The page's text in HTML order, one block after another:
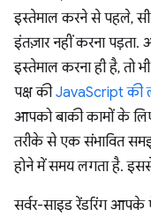
इस्तेमाल करने से पहले,
इंतज़ार नहीं करना
इस्तेमाल करना ही है, तो
पक्ष कीJavaScript की
आपको बाकी कामों के
तरीके से एक संभावित
होने में समय लगता है.
सर्वर-साइड रेंडरिंग